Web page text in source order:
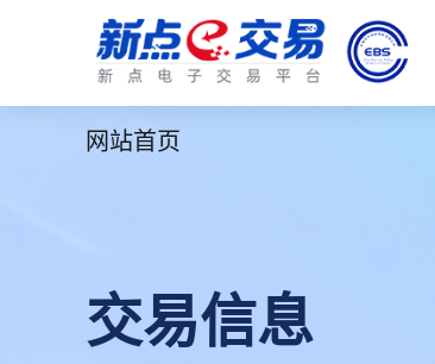
网站首页
交易信息